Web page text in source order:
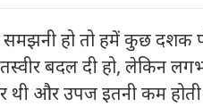
समझनी हो तो हमें कुछ
बदल दी हो, लेकिन
थी और उपज इतनी कम होती